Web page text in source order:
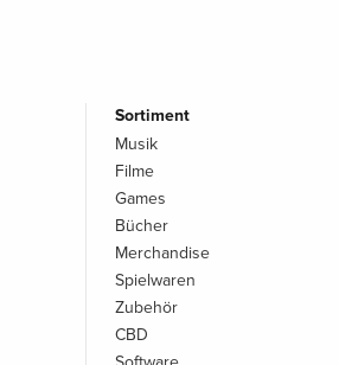
Sortiment
Musik
Filme
Games
Bücher
Merchandise
Spielwaren
Zubehör
CBD